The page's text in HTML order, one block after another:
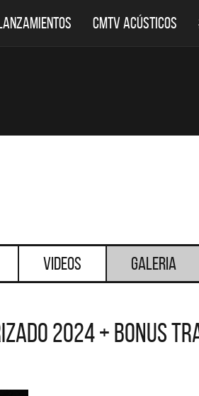
CMTV ACÚSTICOS
Videos Galeria
2024 + BONUS
DESTACADOS
ARGENTINA